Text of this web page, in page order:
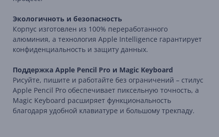
Экологичноть и безопасность
Корпус изготовлен из 100% переработанного
алюминия, а технология Apple Intelligence гарантирует
конфиденциальность и защиту данных.
Поддержка Apple Pencil Pro и Magic Keyboard
Рисуйте, пишите и работайте без ограничений – стилус
Apple Pencil Pro обеспечивает пиксельную точность, а
Magic Keyboard расширяет функциональность
благодаря удобной клавиатуре и большому трекпаду.